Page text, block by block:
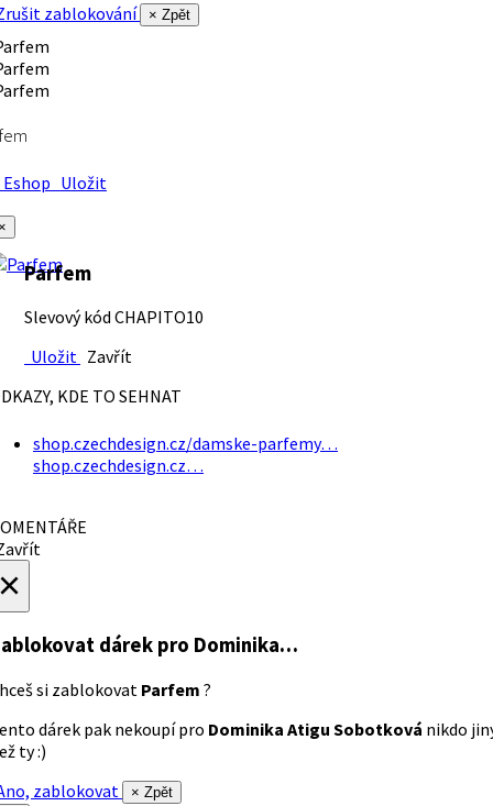
zablokování
× Zpět
Uložit
Parfem
Slevový kód CHAPITO10
Uložit Zavřít
KDE TO SEHNAT
shop.czechdesign.cz/damske-parfemy…
shop.czechdesign.cz…
dárek pro Dominika…
si zablokovat Parfem ?
dárek pak nekoupí pro Dominika Atigu Sobotková nikdo
ty :)
zablokovat
× Zpět